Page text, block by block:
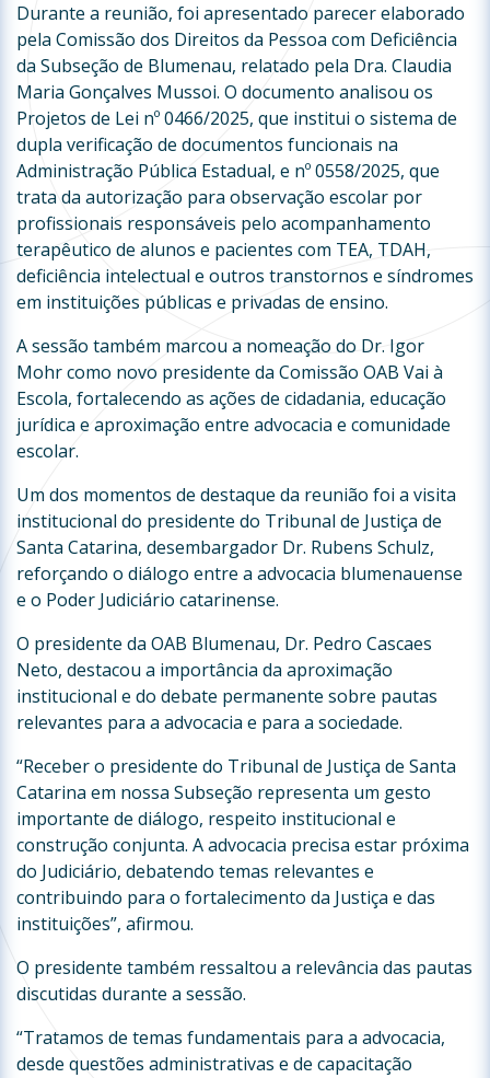
Durante a reunião, foi apresentado parecer elaborado
pela Comissão dos Direitos da Pessoa com Deficiência
da Subseção de Blumenau, relatado pela Dra. Claudia
Maria Gonçalves Mussoi. O documento analisou os
Projetos de Lei nº 0466/2025, que institui o sistema de
dupla verificação de documentos funcionais na
Administração Pública Estadual, e nº 0558/2025, que
trata da autorização para observação escolar por
profissionais responsáveis pelo acompanhamento
terapêutico de alunos e pacientes com TEA, TDAH,
deficiência intelectual e outros transtornos e síndromes
em instituições públicas e privadas de ensino.
A sessão também marcou a nomeação do Dr. Igor
Mohr como novo presidente da Comissão OAB Vai à
Escola, fortalecendo as ações de cidadania, educação
jurídica e aproximação entre advocacia e comunidade
escolar.
Um dos momentos de destaque da reunião foi a visita
institucional do presidente do Tribunal de Justiça de
Santa Catarina, desembargador Dr. Rubens Schulz,
reforçando o diálogo entre a advocacia blumenauense
e o Poder Judiciário catarinense.
O presidente da OAB Blumenau, Dr. Pedro Cascaes
Neto, destacou a importância da aproximação
institucional e do debate permanente sobre pautas
relevantes para a advocacia e para a sociedade.
“Receber o presidente do Tribunal de Justiça de Santa
Catarina em nossa Subseção representa um gesto
importante de diálogo, respeito institucional e
construção conjunta. A advocacia precisa estar próxima
do Judiciário, debatendo temas relevantes e
contribuindo para o fortalecimento da Justiça e das
instituições”, afirmou.
O presidente também ressaltou a relevância das pautas
discutidas durante a sessão.
“Tratamos de temas fundamentais para a advocacia,
desde questões administrativas e de capacitação